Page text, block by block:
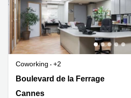
Coworking
+2
Boulevard de la Ferrage 29, Cannes
Boulevard de la Ferrage
Cannes